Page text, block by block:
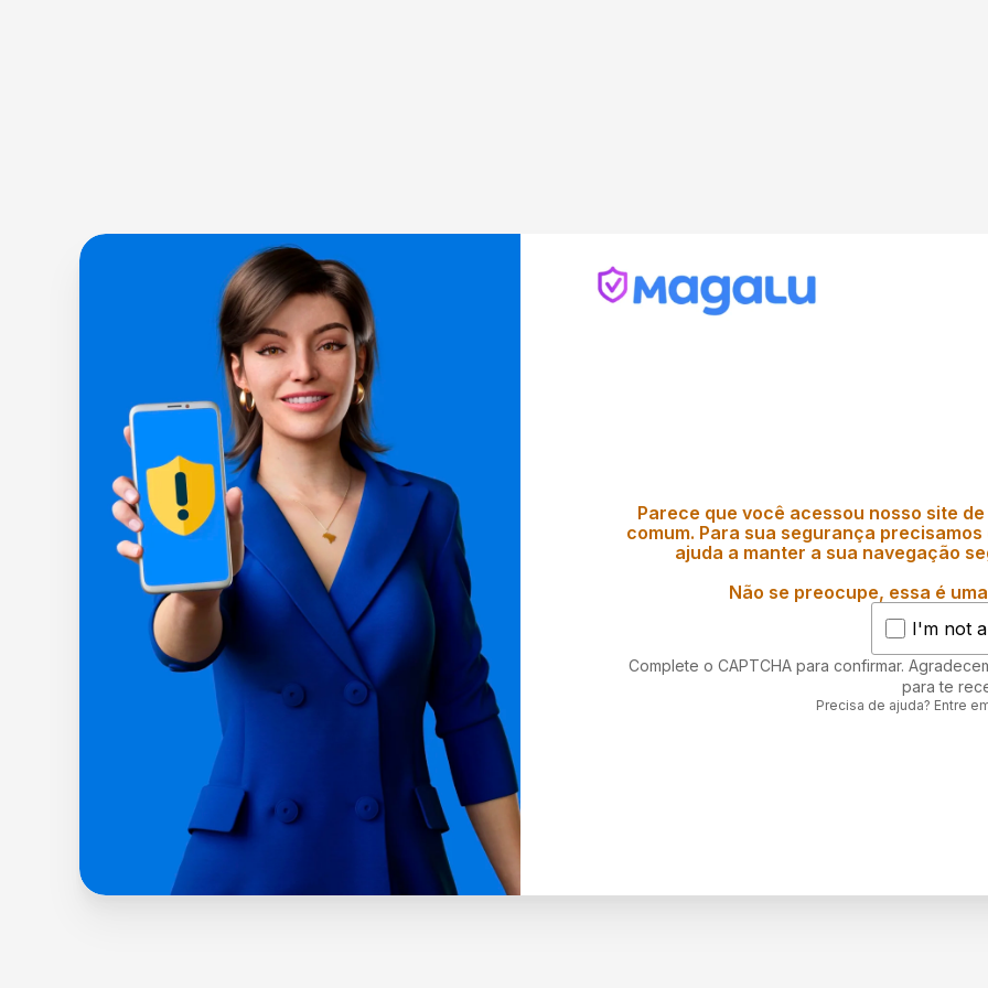
Parece que você acessou nosso site
comum. Para sua segurança
ajuda a manter a sua navegação
Não se preocupe, essa é
I'm not
Complete o CAPTCHA para confirmar.
para te
Precisa de ajuda? Entre